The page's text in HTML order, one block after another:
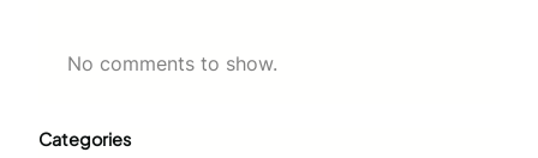
No comments to show.
Categories